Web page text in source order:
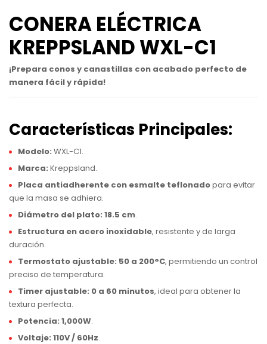
CONERA ELÉCTRICA
KREPPSLAND WXL-C1
¡Prepara conos y canastillas con acabado perfecto de
manera fácil y rápida!
Características Principales:
Modelo: WXL-C1.
Marca: Kreppsland.
Placa antiadherente con esmalte teflonadopara evitar
que la masa se adhiera.
Diámetro del plato: 18.5 cm.
Estructura en acero inoxidable, resistente y de larga
duración.
Termostato ajustable: 50 a 200°C, permitiendo un control
preciso de temperatura.
Timer ajustable: 0 a 60 minutos, ideal para obtener la
textura perfecta.
Potencia: 1,000W.
Voltaje: 110V / 60Hz.